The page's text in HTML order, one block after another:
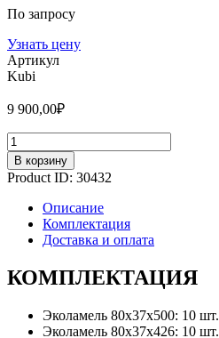
По запросу
Узнать цену
Артикул
Kubi
9 900,00₽
Количество
В корзину
Product ID: 30432
Описание
Комплектация
Доставка и оплата
КОМПЛЕКТАЦИЯ
Эколамель 80х37х500: 10 шт.
Эколамель 80х37х426: 10 шт.